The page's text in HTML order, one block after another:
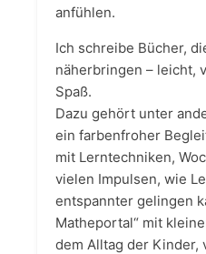
anfühlen.
Ich schreibe Bücher,
näherbringen – leicht,
Spaß.
Dazu gehört unter
ein farbenfroher
mit Lerntechniken,
vielen Impulsen, wie
entspannter gelingen
Matheportal“ mit
dem Alltag der Kinder,